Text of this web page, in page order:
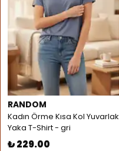
RANDOM
Kadın Örme Kısa Kol Yuvarlak
Yaka T-Shirt - gri
₺ 229.00